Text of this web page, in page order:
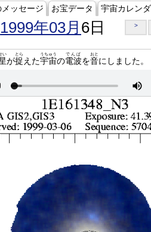
ッセージ お宝データ 宇宙カレン
1999年03月 6日 >
い
が捉
とら
えた宇宙
うちゅう
の電波
でんぱ
を音
おと
にしました。